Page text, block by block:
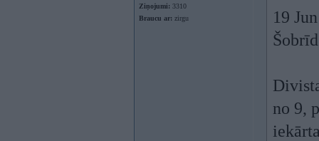
Ziņojumi: 3310
Braucu ar: zirgu
19
no 9,